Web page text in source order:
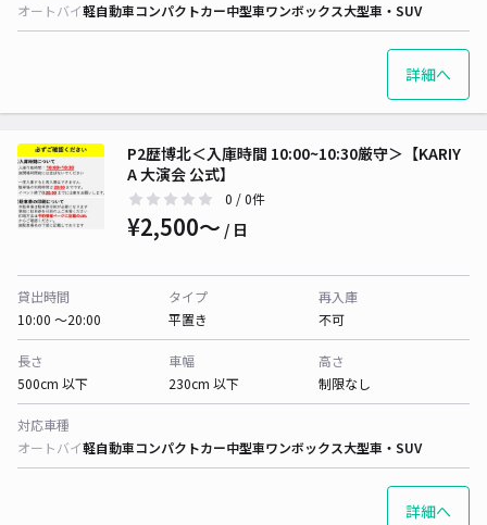
オートバイ軽自動車コンパクトカー中型車ワンボックス大型車・SUV
詳細へ
P2歴博北＜入庫時間 10:00~10:30厳守＞【KARIY
A 大演会 公式】
0 / 0件
¥2,500〜 / 日
貸出時間
10:00 〜20:00
タイプ
平置き
再入庫
不可
長さ
500cm 以下
車幅
230cm 以下
高さ
制限なし
対応車種
オートバイ軽自動車コンパクトカー中型車ワンボックス大型車・SUV
詳細へ